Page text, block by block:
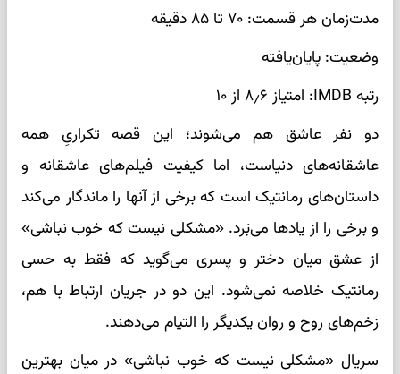
مدت‌زمان هر قسمت: ۷۰ تا ۸۵ دقیقه
وضعیت: پایان‌یافته
رتبه IMDB: امتیاز ۸٫۶ از ۱۰
دو نفر عاشق هم می‌شوند؛ این قصه تکراریِ همه
عاشقانه‌های دنیاست، اما کیفیت فیلم‌های عاشقانه و
داستان‌های رمانتیک است که برخی از آنها را ماندگار می‌کند
و برخی را از یادها می‌بَرد. «مشکلی نیست که خوب نباشی»
از عشق میان دختر و پسری می‌گوید که فقط به حسی
رمانتیک خلاصه نمی‌شود. این دو در جریان ارتباط با هم،
زخم‌های روح‌ و روان یکدیگر را التیام می‌دهند.
سریال «مشکلی نیست که خوب نباشی» در میان بهترین